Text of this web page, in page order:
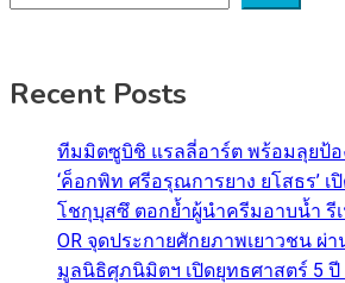
Recent Posts
ทีมมิตซูบิชิ แรลลี่อาร์ต พร้อมลุยป้อ
‘ค็อกพิท ศรีอรุณการยาง ยโสธร’
โชกุบุสซึ ตอกย้ำผู้นำครีมอาบน้ำ รี
OR จุดประกายศักยภาพเยาวชน ผ่า
มูลนิธิศุภนิมิตฯ เปิดยุทธศาสตร์ 5